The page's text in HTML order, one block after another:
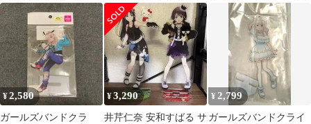
ワレコ ポストカード 特
典 ②
2点セット
ターズ ヒナ×マイメロ
ディ コスプレ衣装ハロ
ウィン 撮影用 イベント
用 COSPLAY
¥2,580
ガールズバンドクラ
¥3,290
井芹仁奈 安和すばる サ
¥ 2,799
ガールズバンドクライ